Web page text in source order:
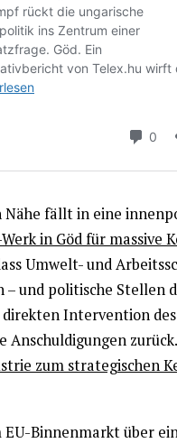
fällt in eine
in Göd für massive
Umwelt- und
und politische Stellen
Intervention des
Anschuldigungen zurück.
zum strategischen
EU-Binnenmarkt über